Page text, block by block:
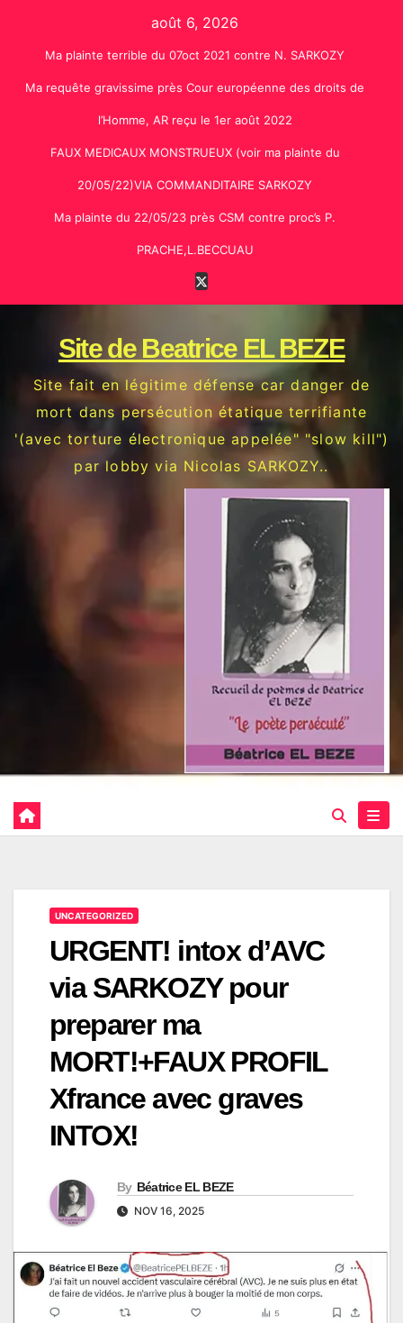
août 6, 2026
Ma plainte terrible du 07oct 2021 contre N. SARKOZY
Ma requête gravissime près Cour européenne des droits de
l’Homme, AR reçu le 1er août 2022
FAUX MEDICAUX MONSTRUEUX (voir ma plainte du
20/05/22)VIA COMMANDITAIRE SARKOZY
Ma plainte du 22/05/23 près CSM contre proc’s P.
PRACHE,L.BECCUAU
Site de Beatrice EL BEZE
Site fait en légitime défense car danger de
mort dans persécution étatique terrifiante
'(avec torture électronique appelée" "slow kill")
par lobby via Nicolas SARKOZY..
UNCATEGORIZED
URGENT! intox d’AVC
via SARKOZY pour
preparer ma
MORT!+FAUX PROFIL
Xfrance avec graves
INTOX!
By Béatrice EL BEZE
NOV 16, 2025